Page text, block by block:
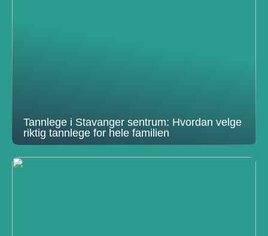
Tannlege i Stavanger sentrum: Hvordan velge
riktig tannlege for hele familien